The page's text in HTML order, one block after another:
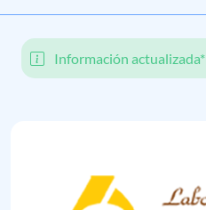
Información actualizada*